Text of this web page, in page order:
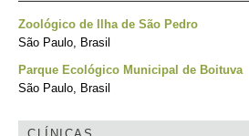
Zoológico de Ilha de São Pedro
São Paulo, Brasil
Parque Ecológico Municipal de Boituva
São Paulo, Brasil